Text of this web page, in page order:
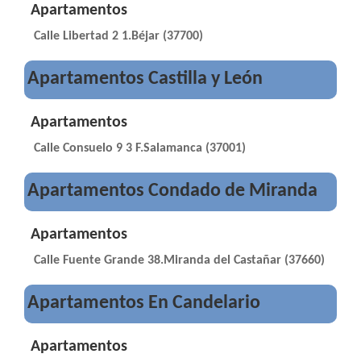
Apartamentos
Calle Libertad 2 1.Béjar (37700)
Apartamentos Castilla y León
Apartamentos
Calle Consuelo 9 3 F.Salamanca (37001)
Apartamentos Condado de Miranda
Apartamentos
Calle Fuente Grande 38.Miranda del Castañar (37660)
Apartamentos En Candelario
Apartamentos